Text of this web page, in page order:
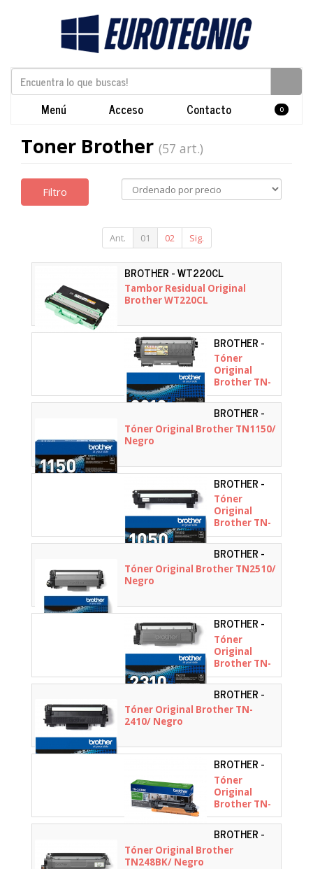
Menú Acceso Contacto 0
Toner Brother (57 art.)
Filtro
Ant. 01 02 Sig.
BROTHER - WT220CL
Tambor Residual Original
Brother WT220CL
BROTHER -
TN2010
Tóner
Original
Brother TN-
2010/ Negro
BROTHER -
TN1150
Tóner Original Brother TN1150/
Negro
BROTHER -
TN1050
Tóner
Original
Brother TN-
1050/ Negro
BROTHER -
TN2510
Tóner Original Brother TN2510/
Negro
BROTHER -
TN2310
Tóner
Original
Brother TN-
2310/ Negro
BROTHER -
TN2410
Tóner Original Brother TN-
2410/ Negro
BROTHER -
TN243BK
Tóner
Original
Brother TN-
243BK/
Negro
BROTHER -
TN248BK
Tóner Original Brother
TN248BK/ Negro